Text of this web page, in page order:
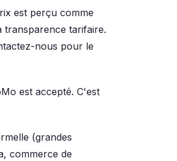
est perçu comme
transparence tarifaire.
nous pour le
est accepté. C'est
(grandes
commerce de